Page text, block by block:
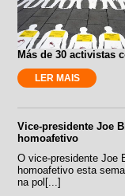
Más de 30 activistas
LER MAIS
Vice-presidente Joe
homoafetivo
O vice-presidente Joe
homoafetivo esta
na pol[...]